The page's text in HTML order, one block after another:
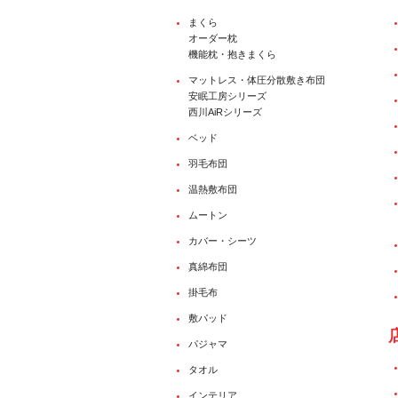
まくら
オーダー枕
機能枕・抱きまくら
マットレス・体圧分散敷き布団
安眠工房シリーズ
西川AiRシリーズ
ベッド
羽毛布団
温熱敷布団
ムートン
カバー・シーツ
真綿布団
掛毛布
敷パッド
パジャマ
タオル
インテリア